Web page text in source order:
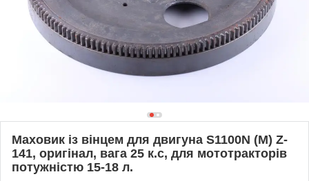
Маховик із вінцем для двигуна S1100N (M) Z-
141, оригінал, вага 25 к.с, для мототракторів
потужністю 15-18 л.